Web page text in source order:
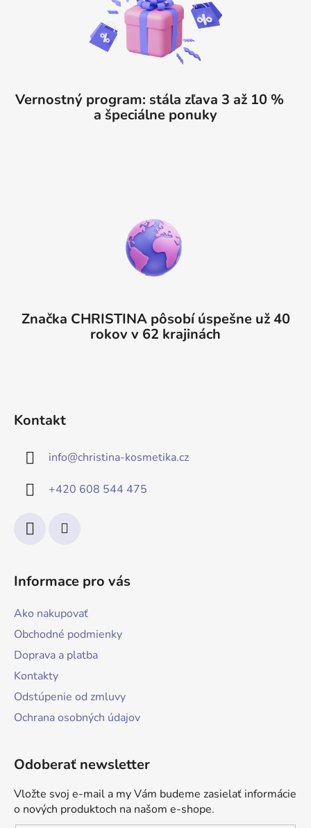
Vernostný program: stála zľava 3 až 10 %
a špeciálne ponuky
Značka CHRISTINA pôsobí úspešne už 40
rokov v 62 krajinách
Kontakt
info@christina-kosmetika.cz
+420 608 544 475
Informace pro vás
Ako nakupovať
Obchodné podmienky
Doprava a platba
Kontakty
Odstúpenie od zmluvy
Ochrana osobných údajov
Odoberať newsletter
Vložte svoj e-mail a my Vám budeme zasielať informácie
o nových produktoch na našom e-shope.